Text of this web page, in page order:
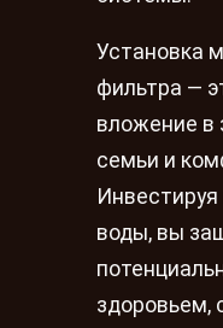
Установка
фильтра —
вложение в
семьи и
воды, вы
здоровьем,